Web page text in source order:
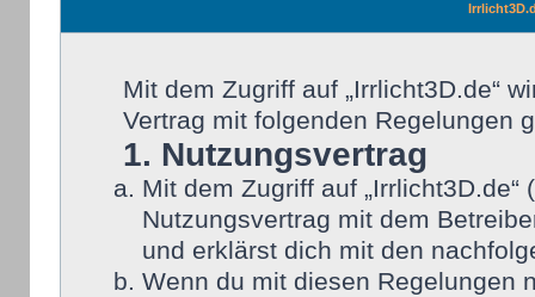
Mit dem Zugriff auf „Irrlicht3D.de“
Vertrag mit folgenden Regelungen
1. Nutzungsvertrag
Mit dem Zugriff auf
Nutzungsvertrag mit dem
und erklärst dich mit den
Wenn du mit diesen Regelungen